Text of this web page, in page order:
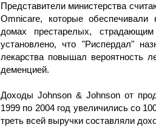
Представители министерства
Omnicare, которые обеспечивали
домах престарелых,
установлено, что "Риспердал"
лекарства повышал вероятность
деменцией.
Доходы Johnson & Johnson от
1999 по 2004 год увеличились со
треть всей выручки составляли